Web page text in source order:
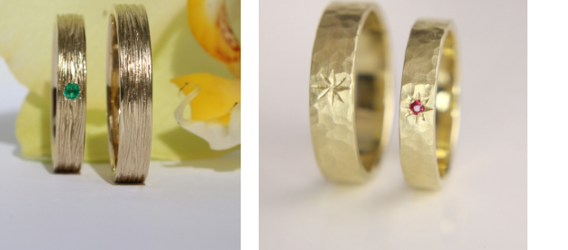
extinsă de 3 ani, care includegratuit
servicii de
pierderii accidentale a unei pietre, oferim servicii
pot fi returnate. Totuși, oferim servicii gratuite
perfect.